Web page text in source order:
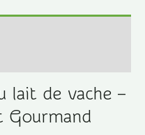
lait de vache –
Gourmand